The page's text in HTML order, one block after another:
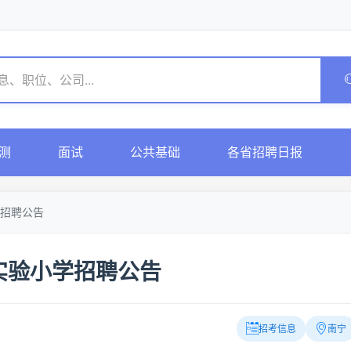
面试 公共基础 各省招聘日报
聘公告
小学招聘公告
招考信息 南宁